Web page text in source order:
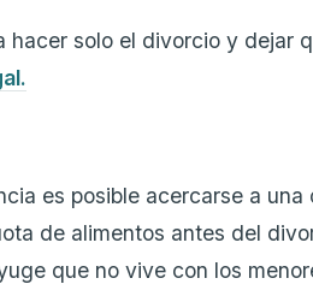
hacer solo el divorcio y dejar
es posible acercarse a
de alimentos antes del
que no vive con los